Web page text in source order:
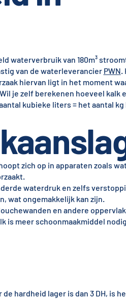
waterverbruik van 180m³
van de waterleverancier PWN.
hiervan ligt in het moment
je zelf berekenen hoeveel kalk
kubieke liters = het aantal kg
zich op in apparaten zoals
waterdruk en zelfs
wat ongemakkelijk kan zijn.
en andere
is meer schoonmaakmiddel
hardheid lager is dan 3 DH, is